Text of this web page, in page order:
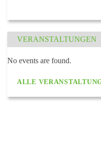
VERANSTALTUNGEN
No events are found.
ALLE